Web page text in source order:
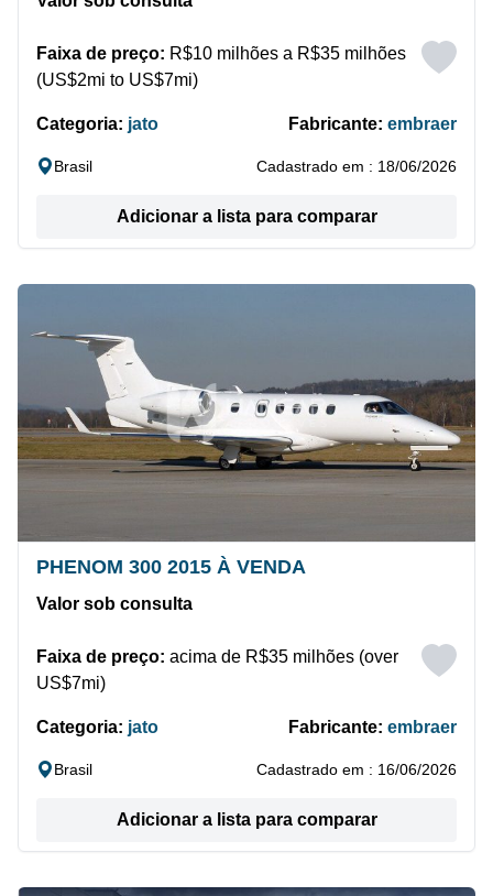
Faixa de preço: R$10 milhões a R$35 milhões
(US$2mi to US$7mi)
Categoria: jato Fabricante: embraer
Brasil Cadastrado em : 18/06/2026
Adicionar a lista para comparar
PHENOM 300 2015 À VENDA
Valor sob consulta
Faixa de preço: acima de R$35 milhões (over
US$7mi)
Categoria: jato Fabricante: embraer
Brasil Cadastrado em : 16/06/2026
Adicionar a lista para comparar